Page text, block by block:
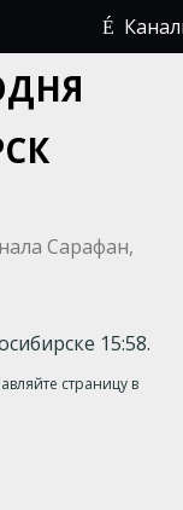
15:58.
страницу в